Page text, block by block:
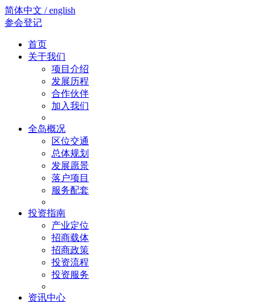
简体中文 / english
参会登记
首页
关于我们
项目介绍
发展历程
合作伙伴
加入我们
全岛概况
区位交通
总体规划
发展愿景
落户项目
服务配套
投资指南
产业定位
招商载体
招商政策
投资流程
投资服务
资讯中心